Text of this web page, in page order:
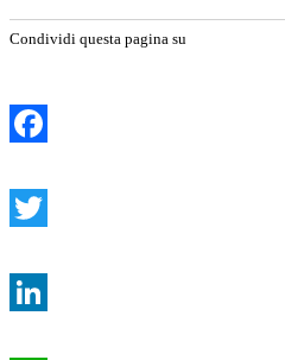
Condividi questa pagina su